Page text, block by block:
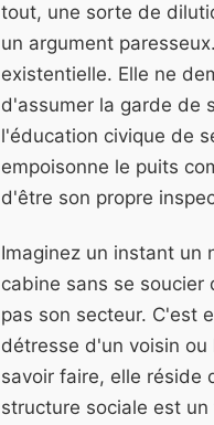
tout, une sorte de
un argument
existentielle. Elle ne
d'assumer la garde de
l'éducation civique de
empoisonne le puits
d'être son propre
Imaginez un instant un
cabine sans se
pas son secteur. C'est
détresse d'un voisin
savoir faire, elle réside
structure sociale est